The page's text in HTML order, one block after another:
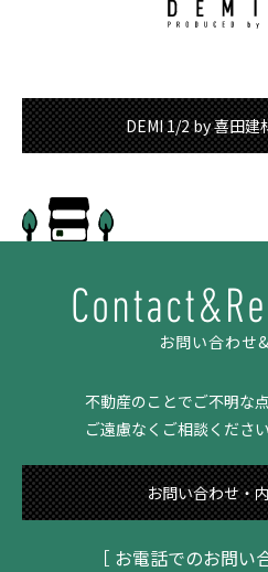
DEMI 1/2 by 喜田建
お問い合わせ
不動産のことでご不明な
ご遠慮なくご相談ください
お問い合わせ・
［ お電話でのお問い